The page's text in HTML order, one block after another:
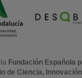
Fundación Española
de Ciencia,